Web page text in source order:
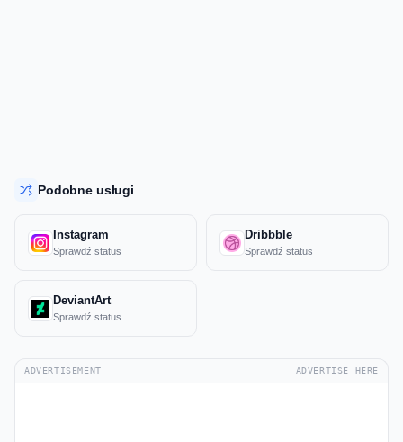
Podobne usługi
Instagram
Sprawdź status
Dribbble
Sprawdź status
DeviantArt
Sprawdź status
ADVERTISEMENT ADVERTISE HERE